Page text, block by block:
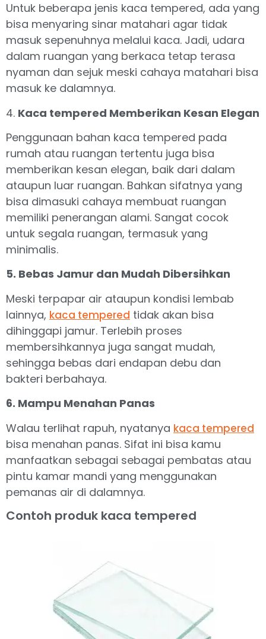
Untuk beberapa jenis kaca tempered, ada yang
bisa menyaring sinar matahari agar tidak
masuk sepenuhnya melalui kaca. Jadi, udara
dalam ruangan yang berkaca tetap terasa
nyaman dan sejuk meski cahaya matahari bisa
masuk ke dalamnya.
4. Kaca tempered Memberikan Kesan Elegan
Penggunaan bahan kaca tempered pada
rumah atau ruangan tertentu juga bisa
memberikan kesan elegan, baik dari dalam
ataupun luar ruangan. Bahkan sifatnya yang
bisa dimasuki cahaya membuat ruangan
memiliki penerangan alami. Sangat cocok
untuk segala ruangan, termasuk yang
minimalis.
5. Bebas Jamur dan Mudah Dibersihkan
Meski terpapar air ataupun kondisi lembab
lainnya, kaca tempered tidak akan bisa
dihinggapi jamur. Terlebih proses
membersihkannya juga sangat mudah,
sehingga bebas dari endapan debu dan
bakteri berbahaya.
6. Mampu Menahan Panas
Walau terlihat rapuh, nyatanya kaca tempered
bisa menahan panas. Sifat ini bisa kamu
manfaatkan sebagai sebagai pembatas atau
pintu kamar mandi yang menggunakan
pemanas air di dalamnya.
Contoh produk kaca tempered